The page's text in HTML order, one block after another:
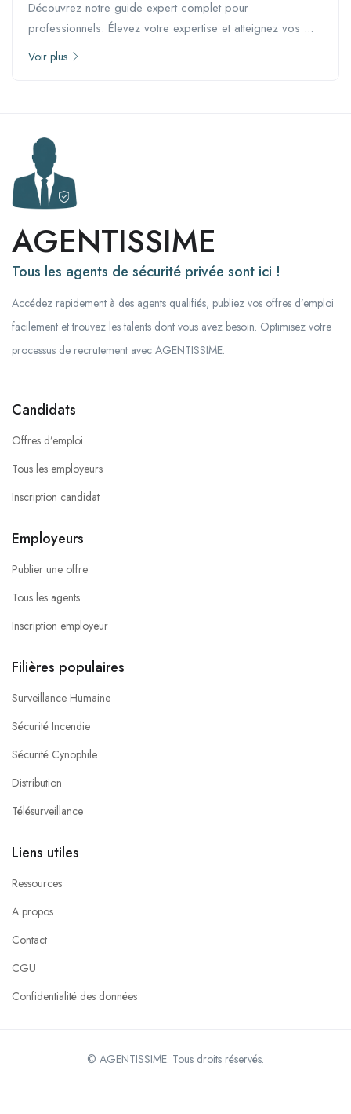
Découvrez notre guide expert complet pour
professionnels. Élevez votre expertise et atteignez vos ...
Voir plus
AGENTISSIME
Tous les agents de sécurité privée sont ici !
Accédez rapidement à des agents qualifiés, publiez vos offres d’emploi
facilement et trouvez les talents dont vous avez besoin. Optimisez votre
processus de recrutement avec AGENTISSIME.
Candidats
Offres d’emploi
Tous les employeurs
Inscription candidat
Employeurs
Publier une offre
Tous les agents
Inscription employeur
Filières populaires
Surveillance Humaine
Sécurité Incendie
Sécurité Cynophile
Distribution
Télésurveillance
Liens utiles
Ressources
A propos
Contact
CGU
Confidentialité des données
© AGENTISSIME. Tous droits réservés.